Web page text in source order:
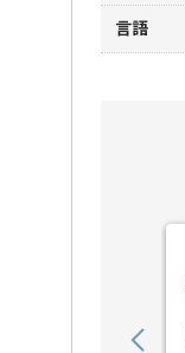
言語